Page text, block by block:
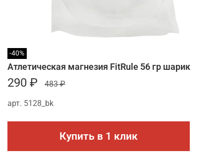
-40%
арт. 5128_bk
Атлетическая магнезия FitRule 56 гр шарик
290 ₽ 483 ₽
Купить в 1 клик